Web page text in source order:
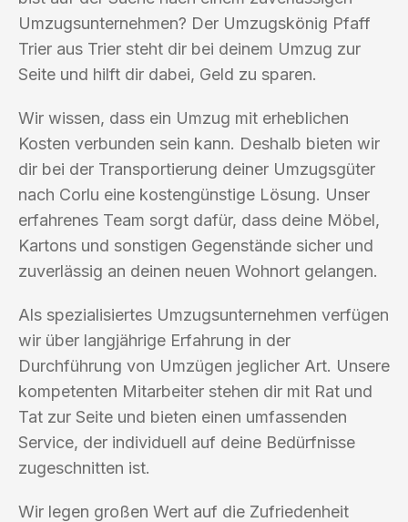
Umzugsunternehmen? Der Umzugskönig Pfaff
Trier aus Trier steht dir bei deinem Umzug zur
Seite und hilft dir dabei, Geld zu sparen.
Wir wissen, dass ein Umzug mit erheblichen
Kosten verbunden sein kann. Deshalb bieten wir
dir bei der Transportierung deiner Umzugsgüter
nach Corlu eine kostengünstige Lösung. Unser
erfahrenes Team sorgt dafür, dass deine Möbel,
Kartons und sonstigen Gegenstände sicher und
zuverlässig an deinen neuen Wohnort gelangen.
Als spezialisiertes Umzugsunternehmen verfügen
wir über langjährige Erfahrung in der
Durchführung von Umzügen jeglicher Art. Unsere
kompetenten Mitarbeiter stehen dir mit Rat und
Tat zur Seite und bieten einen umfassenden
Service, der individuell auf deine Bedürfnisse
zugeschnitten ist.
Wir legen großen Wert auf die Zufriedenheit